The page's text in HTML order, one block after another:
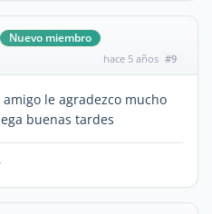
Nuevo miembro
hace 5 años #9
le agradezco mucho
buenas tardes